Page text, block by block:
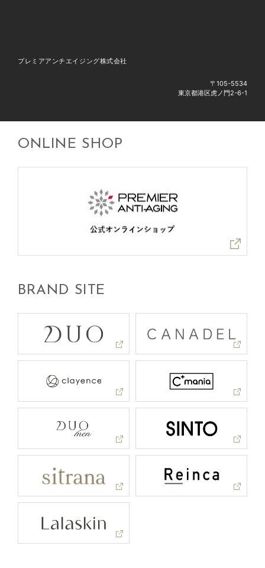
プレミアアンチエイジング株式会社
〒105-5534
東京都港区虎ノ門2-6-1
ONLINE SHOP
BRAND SITE